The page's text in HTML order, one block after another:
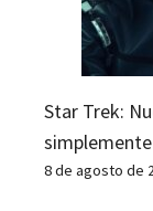
Star Trek:
8 de agosto de